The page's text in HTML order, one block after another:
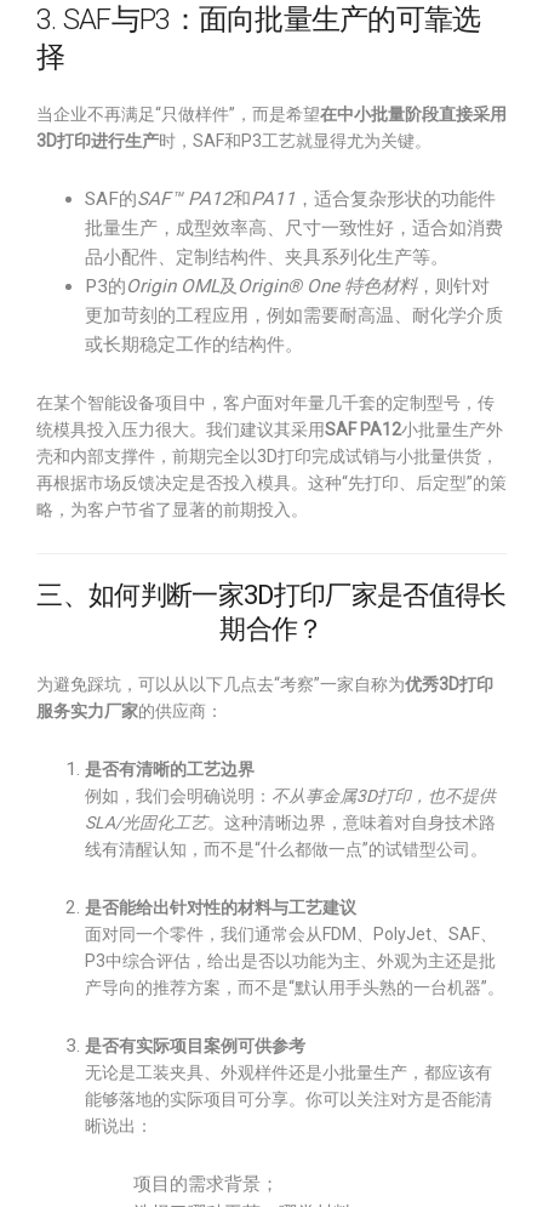
3. SAF与P3：面向批量生产的可靠选
择
当企业不再满足“只做样件”，而是希望在中小批量阶段直接采用
3D打印进行生产时，SAF和P3工艺就显得尤为关键。
SAF的SAF™ PA12和PA11 ，适合复杂形状的功能件
批量生产，成型效率高、尺寸一致性好，适合如消费
品小配件、定制结构件、夹具系列化生产等。
P3的Origin OML及 Origin® One 特色材料，则针对
更加苛刻的工程应用，例如需要耐高温、耐化学介质
或长期稳定工作的结构件。
在某个智能设备项目中，客户面对年量几千套的定制型号，传
统模具投入压力很大。我们建议其采用SAF PA12小批量生产外
壳和内部支撑件，前期完全以3D打印完成试销与小批量供货，
再根据市场反馈决定是否投入模具。这种“先打印、后定型”的策
略，为客户节省了显著的前期投入。
三、如何判断一家3D打印厂家是否值得长
期合作？
为避免踩坑，可以从以下几点去“考察”一家自称为优秀3D打印
服务实力厂家的供应商：
是否有清晰的工艺边界
例如，我们会明确说明： 不从事金属3D打印，也不提供
SLA/光固化工艺。这种清晰边界，意味着对自身技术路
线有清醒认知，而不是“什么都做一点”的试错型公司。
是否能给出针对性的材料与工艺建议
面对同一个零件，我们通常会从FDM、PolyJet、SAF、
P3中综合评估，给出是否以功能为主、外观为主还是批
产导向的推荐方案，而不是“默认用手头熟的一台机器”。
是否有实际项目案例可供参考
无论是工装夹具、外观样件还是小批量生产，都应该有
能够落地的实际项目可分享。你可以关注对方是否能清
晰说出：
项目的需求背景；